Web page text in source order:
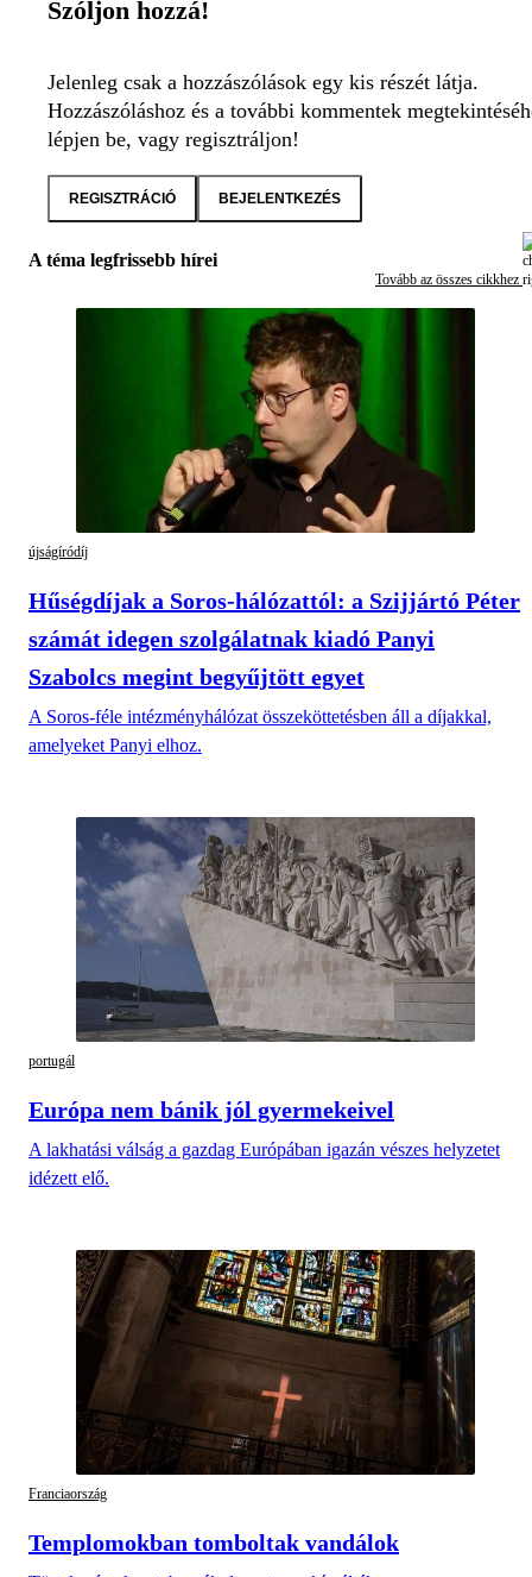
Szóljon hozzá!
Jelenleg csak a hozzászólások egy kis részét látja.
Hozzászóláshoz és a további kommentek
lépjen be, vagy regisztráljon!
REGISZTRÁCIÓ BEJELENTKEZÉS
A téma legfrissebb hírei
Tovább az összes cikkhez
újságíródíj
Hűségdíjak a Soros-hálózattól: a Szijjártó Péter
számát idegen szolgálatnak kiadó Panyi
Szabolcs megint begyűjtött egyet
A Soros-féle intézményhálózat összeköttetésben áll a díjakkal,
amelyeket Panyi elhoz.
portugál
Európa nem bánik jól gyermekeivel
A lakhatási válság a gazdag Európában igazán vészes helyzetet
idézett elő.
Franciaország
Templomokban tomboltak vandálok